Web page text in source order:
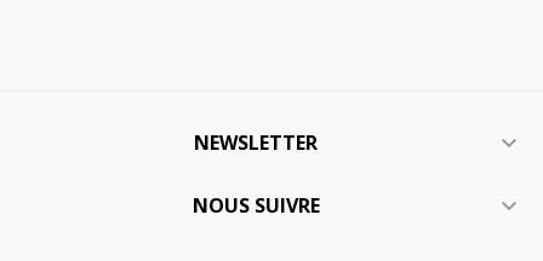
NEWSLETTER 
NOUS SUIVRE 